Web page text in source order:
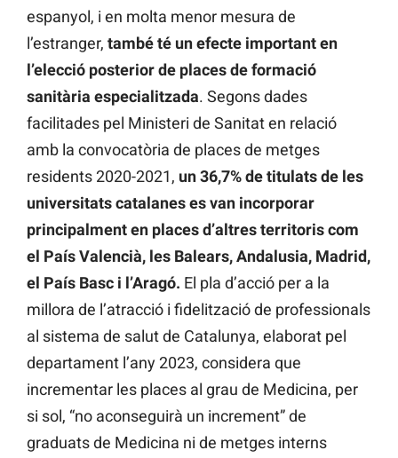
espanyol, i en molta menor mesura de
l’estranger, també té un efecte important en
l’elecció posterior de places de formació
sanitària especialitzada. Segons dades
facilitades pel Ministeri de Sanitat en relació
amb la convocatòria de places de metges
residents 2020-2021, un 36,7% de titulats de les
universitats catalanes es van incorporar
principalment en places d’altres territoris com
el País Valencià, les Balears, Andalusia, Madrid,
el País Basc i l’Aragó. El pla d’acció per a la
millora de l’atracció i fidelització de professionals
al sistema de salut de Catalunya, elaborat pel
departament l’any 2023, considera que
incrementar les places al grau de Medicina, per
si sol, “no aconseguirà un increment” de
graduats de Medicina ni de metges interns